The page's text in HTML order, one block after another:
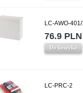
LC-AWO-
76.9 PLN
Do koszyka
LC-PRC-2